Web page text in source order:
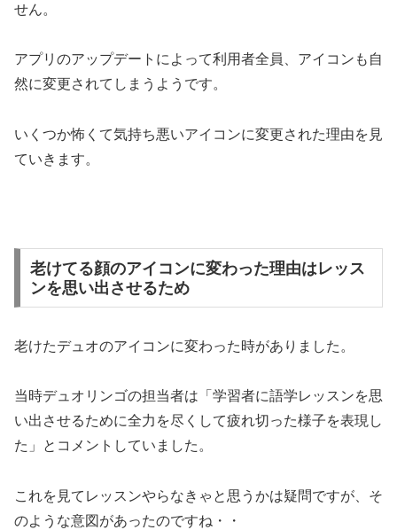
せん。
アプリのアップデートによって利用者全員、アイコンも自
然に変更されてしまうようです。
いくつか怖くて気持ち悪いアイコンに変更された理由を見
ていきます。
老けてる顔のアイコンに変わった理由はレッス
ンを思い出させるため
老けたデュオのアイコンに変わった時がありました。
当時デュオリンゴの担当者は「学習者に語学レッスンを思
い出させるために全力を尽くして疲れ切った様子を表現し
た」とコメントしていました。
これを見てレッスンやらなきゃと思うかは疑問ですが、そ
のような意図があったのですね・・